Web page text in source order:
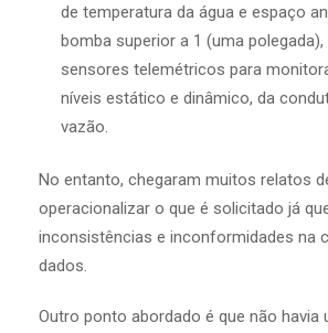
de temperatura da água e espaço
bomba superior a 1 (uma
sensores telemétricos para
níveis estático e dinâmico, da
vazão.
No entanto, chegaram muitos relatos
operacionalizar o que é solicitado já
inconsistências e inconformidades na
dados.
Outro ponto abordado é que não havia